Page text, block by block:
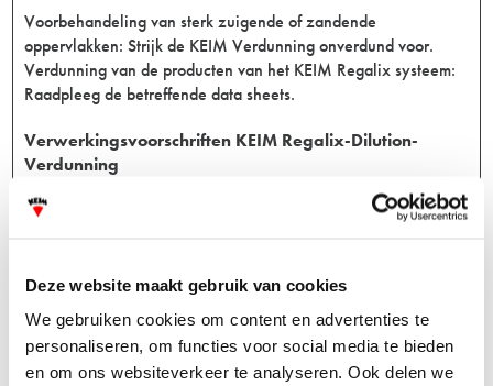
Deze website maakt gebruik van cookies
We gebruiken cookies om content en advertenties te
personaliseren, om functies voor social media te bieden
en om ons websiteverkeer te analyseren. Ook delen we
Voorbehandeling van sterk zuigende of zandende
oppervlakken: Strijk de KEIM Verdunning onverdund voor.
Verdunning van de producten van het KEIM Regalix systeem:
Raadpleeg de betreffende data sheets.
Verwerkingsvoorschriften KEIM Regalix-Dilution-
Verdunning
Lucht en ondergrondtemperatuur > 5ºC.
Tussen de voorbehandeling en 1e laag, evenzo tussen de
verflagen een droogtijd van minimaal 12 uur aanhouden.
Verbruik KEIM Regalix-Dilution-Verdunning